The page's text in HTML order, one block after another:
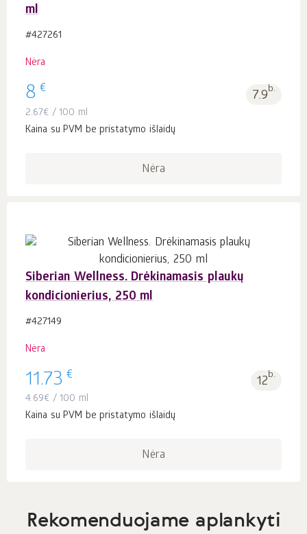
ml
#427261
Nėra
8 € 7.9b.
2.67€ / 100 ml
Kaina su PVM be pristatymo išlaidų
Nėra
Siberian Wellness. Drėkinamasis plaukų
kondicionierius, 250 ml
#427149
Nėra
11.73 € 12b.
4.69€ / 100 ml
Kaina su PVM be pristatymo išlaidų
Nėra
Rekomenduojame aplankyti